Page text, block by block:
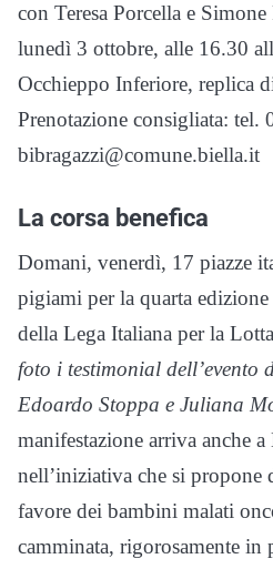
con Teresa Porcella e
lunedì 3 ottobre, alle 16.30
Occhieppo Inferiore, replica
Prenotazione consigliata: tel.
bibragazzi@comune.biella.it
La corsa benefica
Domani, venerdì, 17 piazze
pigiami per la quarta edizione
della Lega Italiana per la
foto i testimonial dell’evento
Edoardo Stoppa e Juliana
manifestazione arriva anche
nell’iniziativa che si propone
favore dei bambini malati
camminata, rigorosamente in